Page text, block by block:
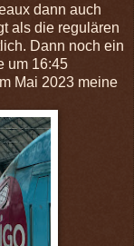
dann auch
als die regulären
Dann noch ein
um 16:45
Mai 2023 meine